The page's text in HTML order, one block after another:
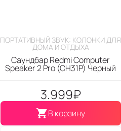
ПОРТАТИВНЫЙ ЗВУК: КОЛОНКИ ДЛЯ
ДОМА И ОТДЫХА
Саундбар Redmi Computer
Speaker 2 Pro (OH31P) Черный
3.999₽
В корзину